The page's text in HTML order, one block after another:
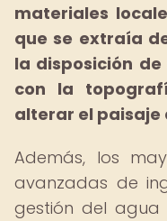
materiales
que se extraía
la disposición
con la
alterar el
Además, los
avanzadas de
gestión del agua